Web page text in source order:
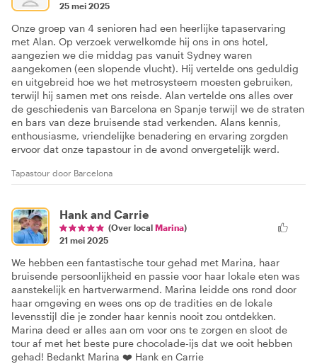
25 mei 2025
Onze groep van 4 senioren had een heerlijke tapaservaring
met Alan. Op verzoek verwelkomde hij ons in ons hotel,
aangezien we die middag pas vanuit Sydney waren
aangekomen (een slopende vlucht). Hij vertelde ons geduldig
en uitgebreid hoe we het metrosysteem moesten gebruiken,
terwijl hij samen met ons reisde. Alan vertelde ons alles over
de geschiedenis van Barcelona en Spanje terwijl we de straten
en bars van deze bruisende stad verkenden. Alans kennis,
enthousiasme, vriendelijke benadering en ervaring zorgden
ervoor dat onze tapastour in de avond onvergetelijk werd.
Tapastour door Barcelona
Hank and Carrie
(Over local Marina)
21 mei 2025
We hebben een fantastische tour gehad met Marina, haar
bruisende persoonlijkheid en passie voor haar lokale eten was
aanstekelijk en hartverwarmend. Marina leidde ons rond door
haar omgeving en wees ons op de tradities en de lokale
levensstijl die je zonder haar kennis nooit zou ontdekken.
Marina deed er alles aan om voor ons te zorgen en sloot de
tour af met het beste pure chocolade-ijs dat we ooit hebben
gehad! Bedankt Marina ❤️ Hank en Carrie